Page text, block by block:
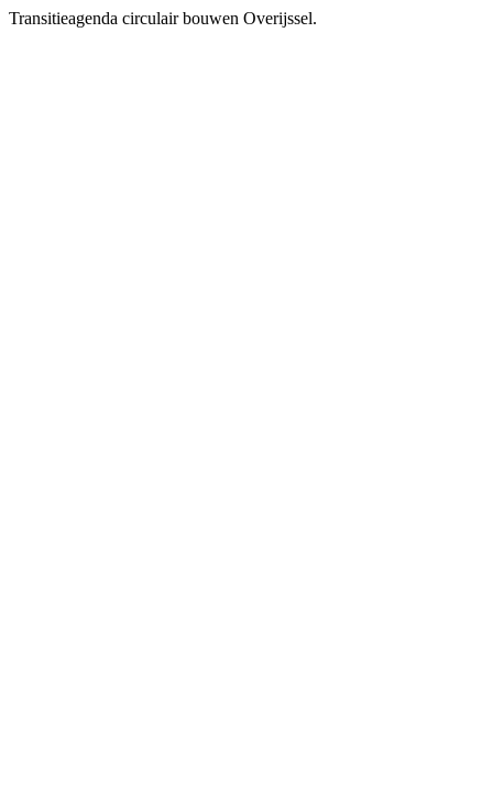
Transitieagenda circulair bouwen Overijssel.